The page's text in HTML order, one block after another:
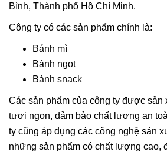
Bình, Thành phố Hồ Chí Minh.
Công ty có các sản phẩm chính là:
Bánh mì
Bánh ngọt
Bánh snack
Các sản phẩm của công ty được sản
tươi ngon, đảm bảo chất lượng an
ty cũng áp dụng các công nghệ sản
những sản phẩm có chất lượng cao,